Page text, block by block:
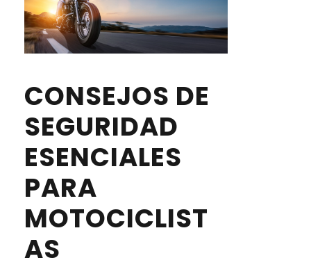
CONSEJOS DE
SEGURIDAD
ESENCIALES
PARA
MOTOCICLIST
AS